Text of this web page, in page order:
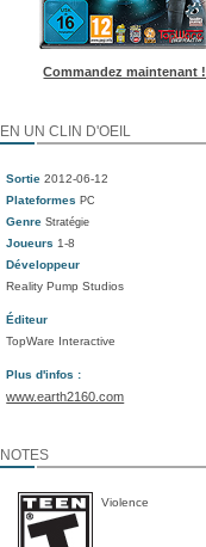
Commandez maintenant !
EN UN CLIN D'OEIL
Sortie 2012-06-12
Plateformes PC
Genre Stratégie
Joueurs 1-8
Développeur
Reality Pump Studios
Éditeur
TopWare Interactive
Plus d'infos :
www.earth2160.com
NOTES
Violence